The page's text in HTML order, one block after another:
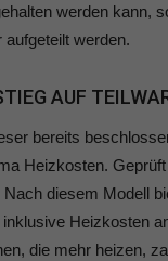
werden kann,
aufgeteilt werden.
AUF
bereits
Heizkosten.
Nach diesem Modell
inklusive Heizkosten
die mehr heizen,